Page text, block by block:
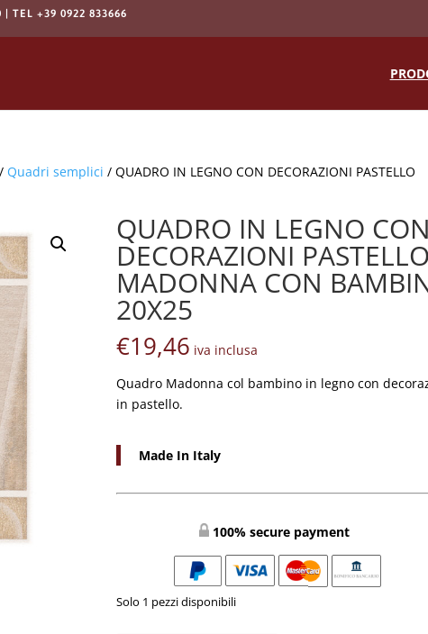
| TEL +39 0922 833666
Products
/ Quadri semplici / QUADRO IN LEGNO CON DECORAZIONI PASTELLO
QUADRO IN LEGNO
DECORAZIONI
MADONNA CON
20X25
€19,46 iva inclusa
Quadro Madonna col bambino in legno con
in pastello.
Made In Italy
100% secure payment
Solo 1 pezzi disponibili